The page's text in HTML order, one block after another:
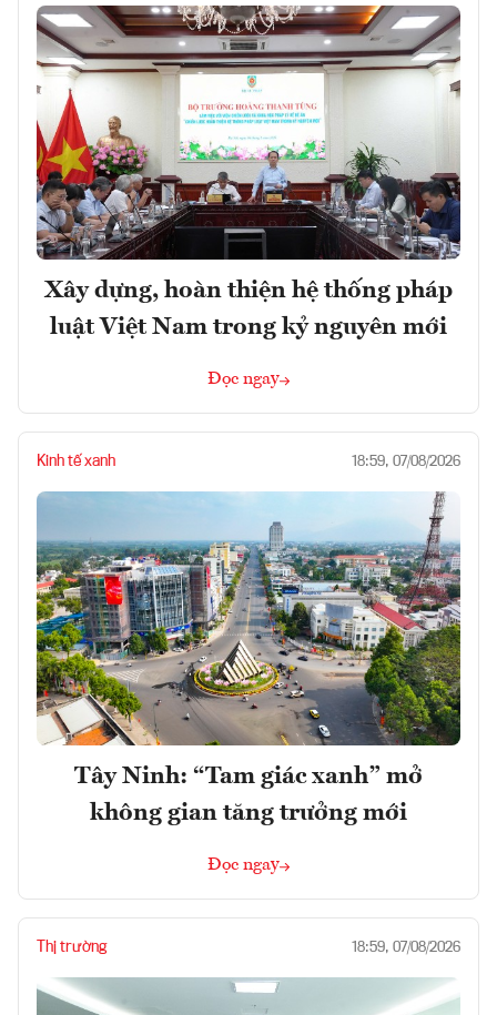
Xây dựng, hoàn thiện hệ thống pháp
luật Việt Nam trong kỷ nguyên mới
Đọc ngay
Kinh tế xanh 18:59, 07/08/2026
Tây Ninh: “Tam giác xanh” mở
không gian tăng trưởng mới
Đọc ngay
Thị trường 18:59, 07/08/2026